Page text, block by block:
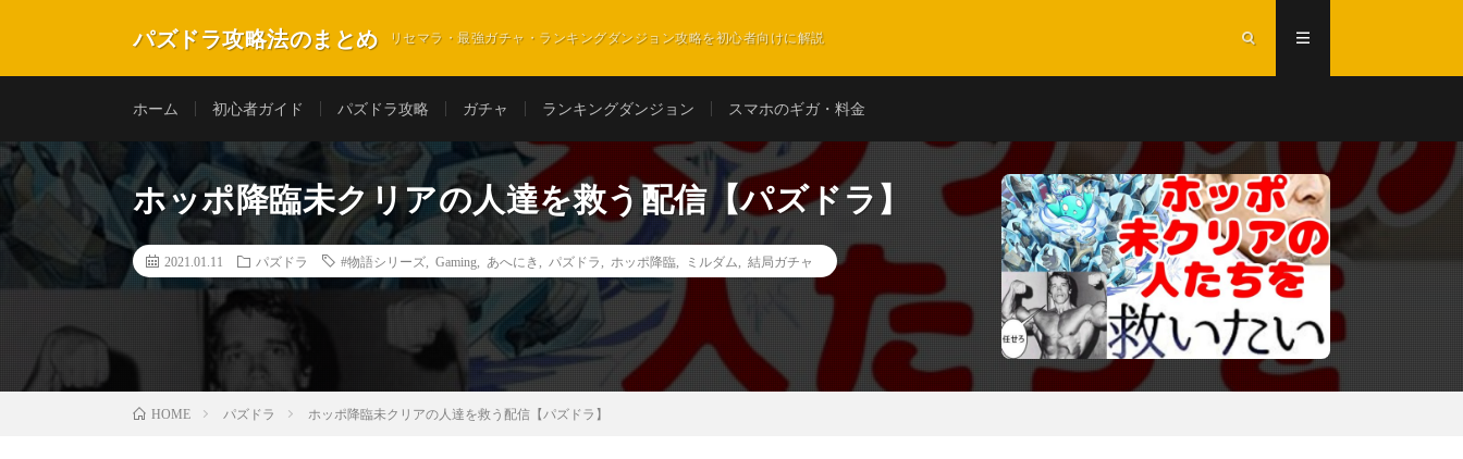
パズドラ攻略法のまとめ リセマラ・最強ガチャ・ランキングダンジョン攻略を初心者向けに解説
ホーム 初心者ガイド パズドラ攻略 ガチャ ランキングダンジョン スマホのギガ・料金
ホッポ降臨未クリアの人達を救う配信【パズドラ】
2021.01.11 パズドラ #物語シリーズ Gaming あへにき パズドラ ホッポ降臨 ミルダム 結局ガチャ
HOME パズドラ ホッポ降臨未クリアの人達を救う配信【パズドラ】